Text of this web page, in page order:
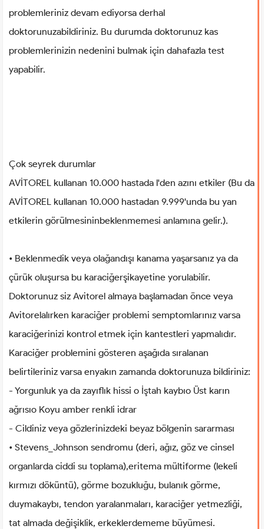
problemleriniz devam ediyorsa derhal
doktorunuzabildiriniz. Bu durumda doktorunuz kas
problemlerinizin nedenini bulmak için dahafazla test
yapabilir.
Çok seyrek durumlar
AVİTOREL kullanan 10.000 hastada l'den azını etkiler (Bu da
AVİTOREL kullanan 10.000 hastadan 9.999'unda bu yan
etkilerin görülmesininbeklenmemesi anlamına gelir.).
• Beklenmedik veya olağandışı kanama yaşarsanız ya da
çürük oluşursa bu karaciğerşikayetine yorulabilir.
Doktorunuz siz Avitorel almaya başlamadan önce veya
Avitorelalırken karaciğer problemi semptomlarınız varsa
karaciğerinizi kontrol etmek için kantestleri yapmalıdır.
Karaciğer problemini gösteren aşağıda sıralanan
belirtileriniz varsa enyakın zamanda doktorunuza bildiriniz:
- Yorgunluk ya da zayıflık hissi o İştah kaybıo Üst karın
ağrısıo Koyu amber renkli idrar
- Cildiniz veya gözlerinizdeki beyaz bölgenin sararması
• Stevens_Johnson sendromu (deri, ağız, göz ve cinsel
organlarda ciddi su toplama),eritema mültiforme (lekeli
kırmızı döküntü), görme bozukluğu, bulanık görme,
duymakaybı, tendon yaralanmaları, karaciğer yetmezliği,
tat almada değişiklik, erkeklerdememe büyümesi.